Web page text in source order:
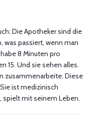
Die Apotheker sind die
was passiert, wenn man
8 Minuten pro
15. Und sie sehen alles.
zusammenarbeite. Diese
ist medizinisch
spielt mit seinem Leben.